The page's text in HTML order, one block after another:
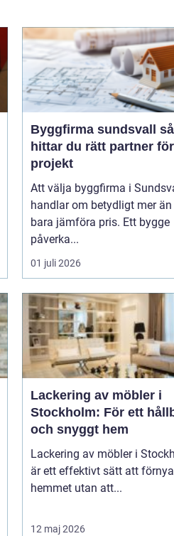
Byggfirma sundsvall så
hittar du rätt partner
projekt
Att välja byggfirma i
handlar om betydligt mer
bara jämföra pris. Ett bygge
påverka...
01 juli 2026
Lackering av möbler i
Stockholm: För ett
och snyggt hem
Lackering av möbler i
är ett effektivt sätt att förnya
hemmet utan att...
12 maj 2026